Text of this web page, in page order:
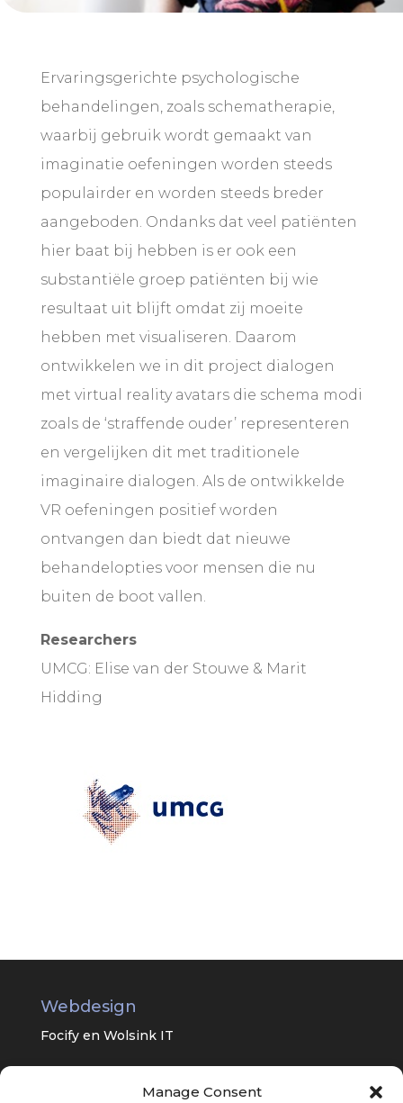
Manage Consent
Ervaringsgerichte psychologische
behandelingen, zoals schematherapie,
waarbij gebruik wordt gemaakt van
imaginatie oefeningen worden steeds
populairder en worden steeds breder
aangeboden. Ondanks dat veel patiënten
hier baat bij hebben is er ook een
substantiële groep patiënten bij wie
resultaat uit blijft omdat zij moeite
hebben met visualiseren. Daarom
ontwikkelen we in dit project dialogen
met virtual reality avatars die schema modi
zoals de ‘straffende ouder’ representeren
en vergelijken dit met traditionele
imaginaire dialogen. Als de ontwikkelde
VR oefeningen positief worden
ontvangen dan biedt dat nieuwe
behandelopties voor mensen die nu
buiten de boot vallen.
Researchers
UMCG: Elise van der Stouwe & Marit
Hidding
Webdesign
Focify en Wolsink IT
Universitair Centrum Psychiatrie van